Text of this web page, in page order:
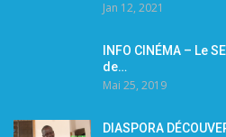
Jan 12, 2021
INFO CINÉMA – Le
de…
Mai 25, 2019
DIASPORA